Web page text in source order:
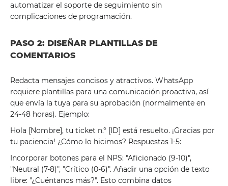
automatizar el soporte de seguimiento sin
complicaciones de programación.
PASO 2: DISEÑAR PLANTILLAS DE
COMENTARIOS
Redacta mensajes concisos y atractivos. WhatsApp
requiere plantillas para una comunicación proactiva, así
que envía la tuya para su aprobación (normalmente en
24-48 horas). Ejemplo:
Hola [Nombre], tu ticket n.° [ID] está resuelto. ¡Gracias por
tu paciencia! ¿Cómo lo hicimos? Respuestas 1-5:
Incorporar botones para el NPS: "Aficionado (9-10)",
"Neutral (7-8)", "Crítico (0-6)". Añadir una opción de texto
libre: "¿Cuéntanos más?". Esto combina datos